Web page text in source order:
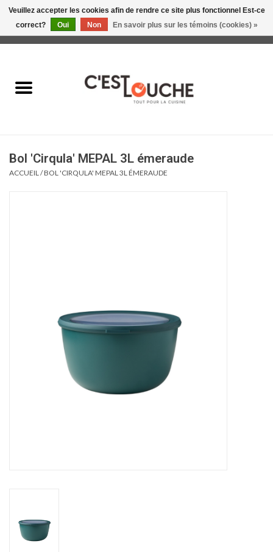
Table & Présentation
Boire
Bol 'Cirqula' MEPAL 3L émeraude
ACCUEIL /BOL 'CIRQULA' MEPAL 3L ÉMERAUDE
Veuillez accepter les cookies afin de rendre ce site plus fonctionnel Est-ce
correct?
Oui Non En savoir plus sur les témoins (cookies) »